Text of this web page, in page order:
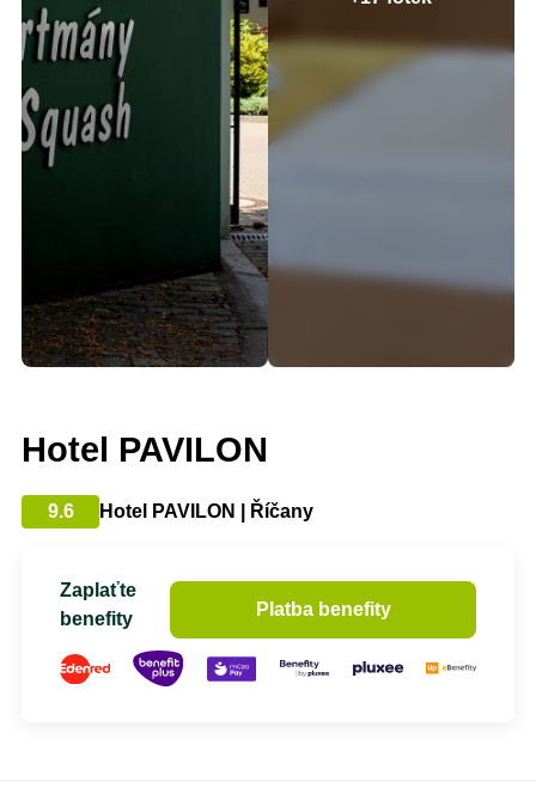
Hotel PAVILON
9.6 Hotel PAVILON | Říčany
Zaplaťte
benefity
Platba benefity